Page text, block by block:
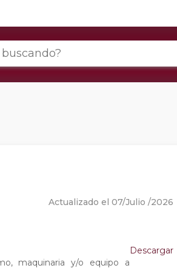
Actualizado el 07/Julio /2026
Descargar
maquinaria y/o equipo a